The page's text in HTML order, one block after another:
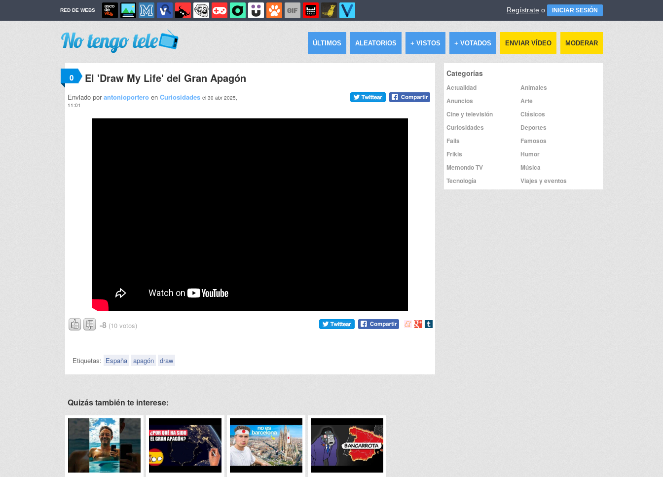
RED DE WEBS Regístrate o INICIAR SESIÓN
ÚLTIMOS ALEATORIOS + VISTOS + VOTADOS ENVIAR VÍDEO MODERAR
0 El 'Draw My Life' del Gran Apagón
Enviado porantonioportero en Curiosidades el 30 abr 2025,
11:01
-8 (10 votos)
Compartir
Compartir
Compartir
Etiquetas: España apagón draw
Quizás también te interese:
Categorías
Actualidad
Animales
Anuncios
Arte
Cine y televisión
Clásicos
Curiosidades
Deportes
Fails
Famosos
Frikis
Humor
Memondo TV
Música
Tecnología
Viajes y eventos